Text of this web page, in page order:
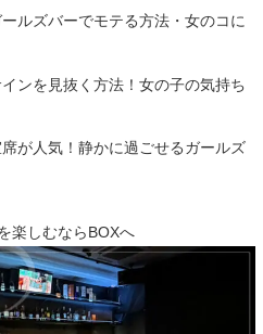
ルズバーでモテる方法・女のコに
ンを見抜く方法！女の子の気持ち
が人気！静かに過ごせるガールズ
楽しむならBOXへ